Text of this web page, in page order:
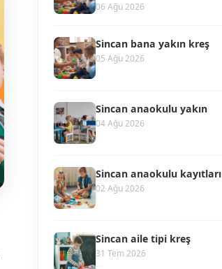
06 Ağu 2026
Sincan bana yakın kreş
05 Ağu 2026
Sincan anaokulu yakın
04 Ağu 2026
Sincan anaokulu kayıtları
02 Ağu 2026
Sincan aile tipi kreş
31 Tem 2026